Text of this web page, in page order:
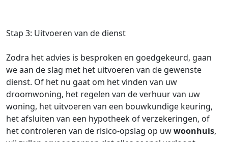
Stap 3: Uitvoeren van de dienst
Zodra het advies is besproken en goedgekeurd, gaan
we aan de slag met het uitvoeren van de gewenste
dienst. Of het nu gaat om het vinden van uw
droomwoning, het regelen van de verhuur van uw
woning, het uitvoeren van een bouwkundige keuring,
het afsluiten van een hypotheek of verzekeringen, of
het controleren van de risico-opslag op uwwoonhuis,